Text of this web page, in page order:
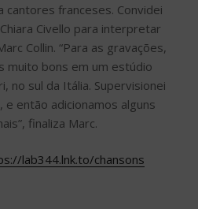
cantores franceses. Convidei
Civello para interpretar
Collin. “Para as gravações,
muito bons em um estúdio
no sul da Itália. Supervisionei
então adicionamos alguns
finaliza Marc.
lab344.lnk.to/chansons